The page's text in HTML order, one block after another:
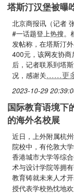
塔斯汀汉堡被曝
北京商报讯（记者
#一话题登上热搜。
发帖称，在塔斯汀
400元，该网友协
后，记者联系到塔
况，感谢关……更
2023-10-29
国际教育语境下
的海外名校展
近日，上外附属杭
院校中，有伦敦大
香港城市大学等综
术与设计学院等拥
教育铸就未来人才
授代表学校热忱地